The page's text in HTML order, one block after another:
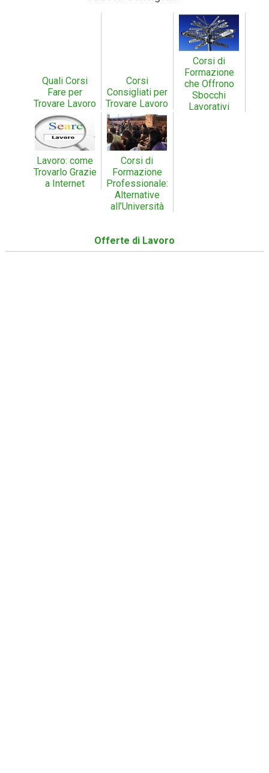
Quali Corsi
Fare per
Trovare Lavoro
Corsi
Consigliati per
Trovare Lavoro
Corsi di
Formazione
che Offrono
Sbocchi
Lavorativi
Lavoro: come
Trovarlo Grazie
a Internet
Corsi di
Formazione
Professionale:
Alternative
all’Università
Offerte di Lavoro